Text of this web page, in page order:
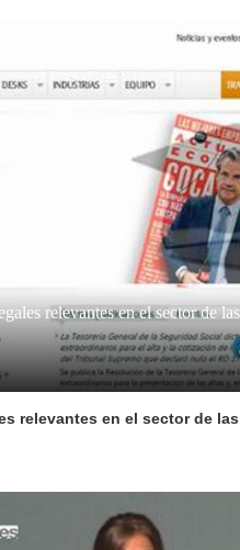
relevantes en el sector de
relevantes en el sector de las